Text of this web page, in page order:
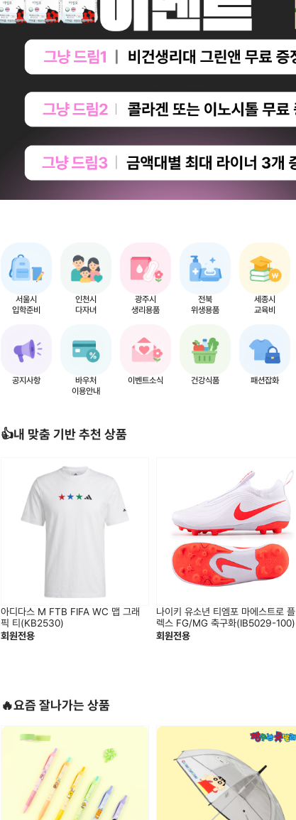
서울시
입학준비
인천시
다자녀
광주시
생리용품
전북
위생용품
세종시
교육비
공지사항
바우처
이용안내
이벤트소식 건강식품 패션잡화
👍내 맞춤 기반 추천 상품
아디다스 M FTB FIFA WC 맵 그래
픽 티(KB2530)
회원전용
나이키 유소년 티엠포 마에스트로 플
렉스 FG/MG 축구화(IB5029-100)
회원전용
🔥요즘 잘나가는 상품